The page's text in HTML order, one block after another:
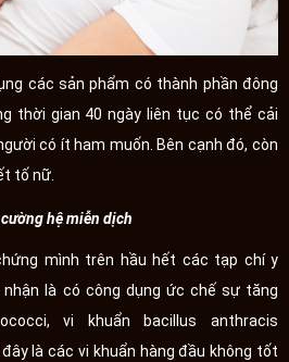
các sản phẩm có thành phần đông
thời gian 40 ngày liên tục có thể cải
có ít ham muốn. Bên cạnh đó, còn
tố nữ.
hệ miễn dịch
mình trên hầu hết các tạp chí y
là có công dụng ức chế sự tăng
vi khuẩn bacillus anthracis
là các vi khuẩn hàng đầu không tốt